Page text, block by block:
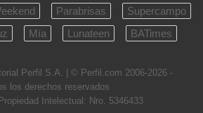
Parabrisas
Supercampo
Mía Lunateen BATimes
Perfil S.A. | © Perfil.com 2006-2026 -
los derechos reservados
Intelectual: Nro. 5346433